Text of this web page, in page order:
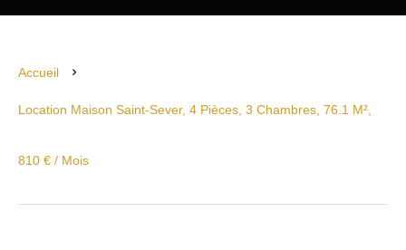
Accueil
Location Maison Saint-Sever, 4 Pièces, 3 Chambres, 76.1 M²,
810 € / Mois